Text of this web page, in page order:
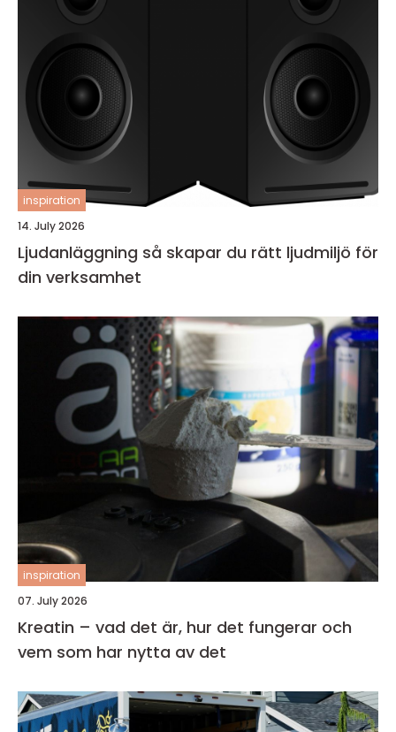
inspiration
14. July 2026
Ljudanläggning så skapar du rätt ljudmiljö för
din verksamhet
inspiration
07. July 2026
Kreatin – vad det är, hur det fungerar och
vem som har nytta av det